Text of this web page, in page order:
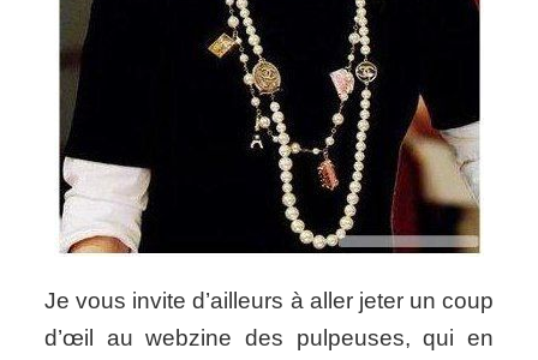
Je vous invite d’ailleurs à aller jeter un coup
d’œil au webzine des pulpeuses, qui en